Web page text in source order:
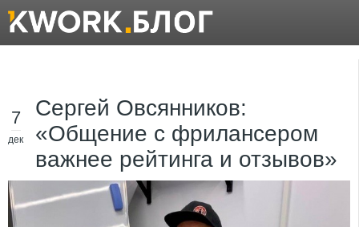
7
дек
Сергей Овсянников:
«Общение с фрилансером
важнее рейтинга и отзывов»